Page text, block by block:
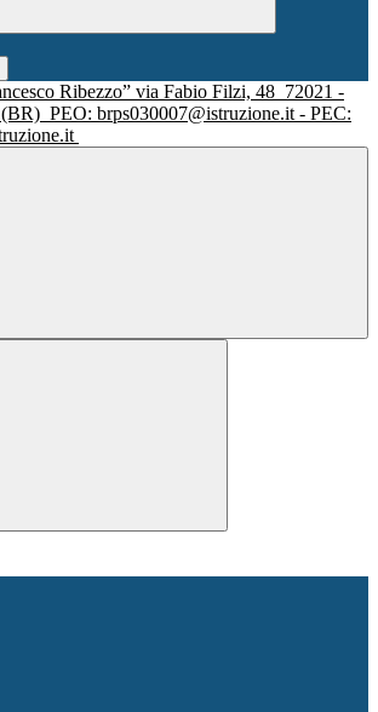
via Fabio Filzi, 48 72021 -
(BR) PEO: brps030007@istruzione.it - PEC: